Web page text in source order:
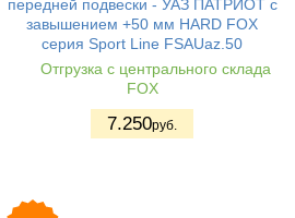
передней подвески - УАЗ ПАТРИОТ с
завышением +50 мм HARD FOX
серия Sport Line FSAUaz.50
Отгрузка с центрального склада
FOX
7.250руб.